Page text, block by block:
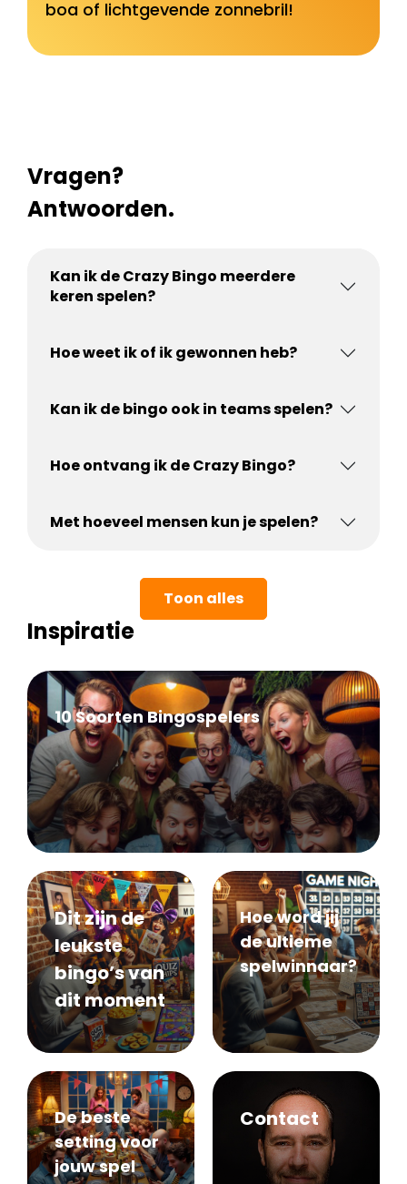
boa of lichtgevende zonnebril!
Vragen?
Antwoorden.
Kan ik de Crazy Bingo meerdere
keren spelen?
Hoe weet ik of ik gewonnen heb?
Kan ik de bingo ook in teams spelen?
Hoe ontvang ik de Crazy Bingo?
Met hoeveel mensen kun je spelen?
Toon alles
Inspiratie
10 Soorten Bingospelers
Dit zijn de
leukste
bingo’s van
dit moment
Hoe word jij
de ultieme
spelwinnaar?
De beste
setting voor
jouw spel
Contact